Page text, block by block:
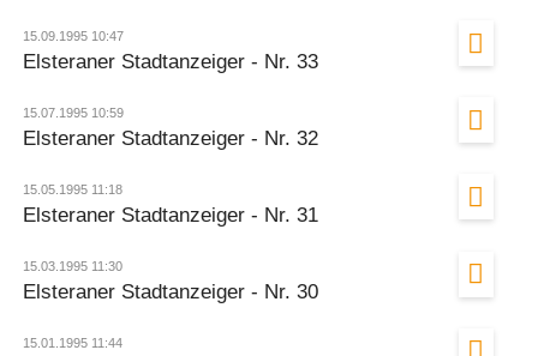
15.09.1995 10:47
Elsteraner Stadtanzeiger - Nr. 33
15.07.1995 10:59
Elsteraner Stadtanzeiger - Nr. 32
15.05.1995 11:18
Elsteraner Stadtanzeiger - Nr. 31
15.03.1995 11:30
Elsteraner Stadtanzeiger - Nr. 30
15.01.1995 11:44